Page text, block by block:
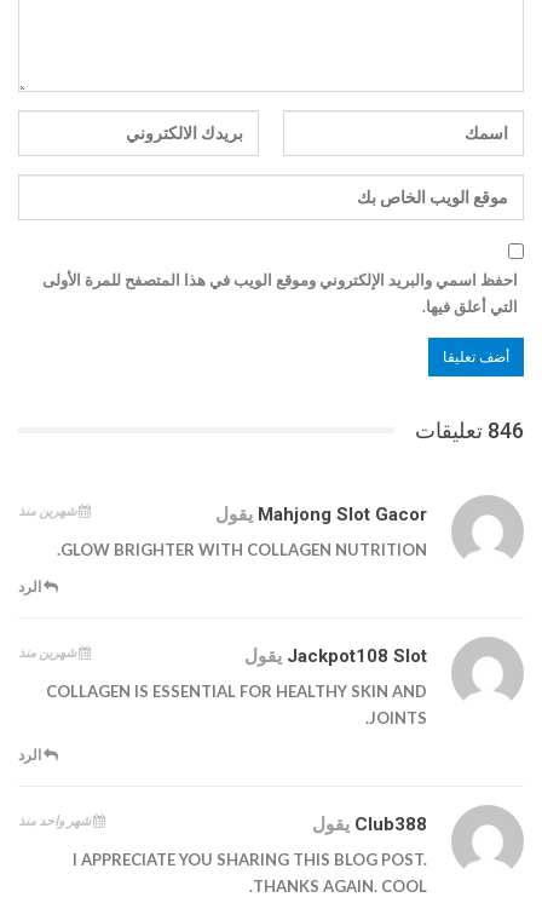
احفظ اسمي والبريد الإلكتروني وموقع الويب في هذا المتصفح للمرة الأولى
التي أعلق فيها.
846 تعليقات
Mahjong Slot Gacor يقول شهرين منذ
GLOW BRIGHTER WITH COLLAGEN NUTRITION.
الرد
Jackpot108 Slot يقول شهرين منذ
COLLAGEN IS ESSENTIAL FOR HEALTHY SKIN AND
JOINTS.
الرد
Club388 يقول شهر واحد منذ
I APPRECIATE YOU SHARING THIS BLOG POST.
THANKS AGAIN. COOL.